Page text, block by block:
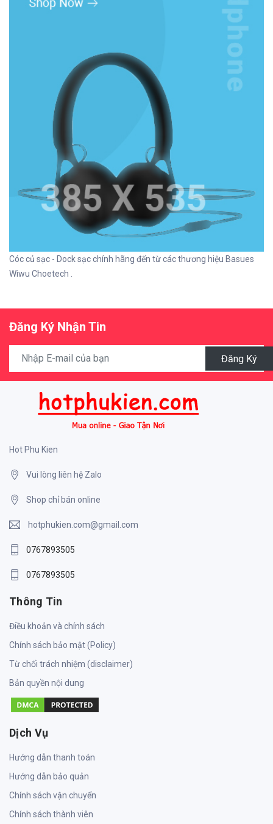
Cóc củ sạc - Dock sạc chính hãng đến từ các thương hiệu Basues
Wiwu Choetech .
Đăng Ký Nhận Tin
Đăng Ký
Hot Phu Kien
Vui lòng liên hệ Zalo
Shop chỉ bán online
hotphukien.com@gmail.com
0767893505
0767893505
Thông Tin
Điều khoản và chính sách
Chính sách bảo mật (Policy)
Từ chối trách nhiệm (disclaimer)
Bản quyền nội dung
Dịch Vụ
Hướng dẫn thanh toán
Hướng dẫn bảo quản
Chính sách vận chuyển
Chính sách thành viên